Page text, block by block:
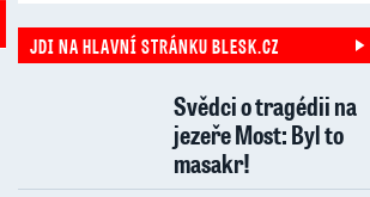
JDI NA HLAVNÍ STRÁNKU BLESK.CZ
Svědci o tragédii na
jezeře Most: Byl to
masakr!